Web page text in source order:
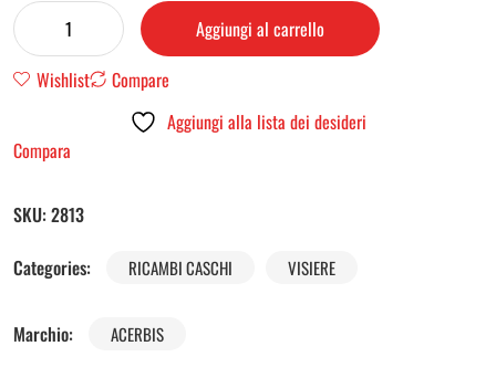
Aggiungi al carrello
Wishlist
Compare
Aggiungi alla lista dei desideri
Compara
SKU: 2813
Categories:
RICAMBI CASCHI VISIERE
Marchio: ACERBIS